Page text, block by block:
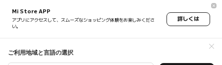
Mi Store APP
アプリにアクセスして、スムーズなショッピング体験をお楽しみくださ
い。
詳しくは
ご利用地域と言語の選択